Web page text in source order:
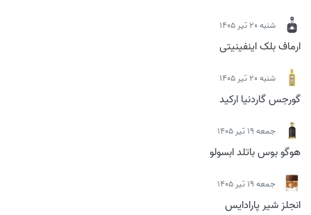
شنبه 20 تیر 1405
ارماف بلک اینفینیتی
شنبه 20 تیر 1405
گورجس گاردنیا ارکید
جمعه 19 تیر 1405
هوگو بوس باتلد ابسولو
جمعه 19 تیر 1405
انجلز شیر پارادایس